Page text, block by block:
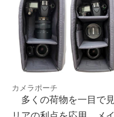
カメラポーチ
多くの荷物を一目で